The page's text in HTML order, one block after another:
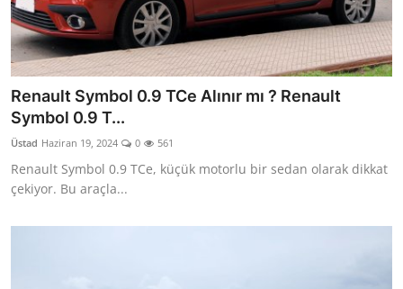
Renault Symbol 0.9 TCe Alınır mı ? Renault
Symbol 0.9 T...
Üstad Haziran 19, 2024 0 561
Renault Symbol 0.9 TCe, küçük motorlu bir sedan olarak dikkat
çekiyor. Bu araçla...